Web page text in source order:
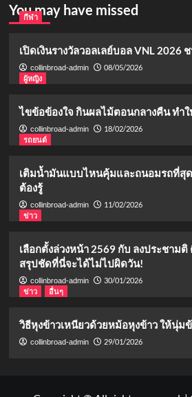
You may have missed
กีฬา
เปิดเงินรางวัลวอลเลย์บอล VNL 2026
collinbroad-admin
08/05/2026
ผู้หญิง
ไขข้อข้องใจ กินผลไม้ตอนกลางคืน ทำใ
collinbroad-admin
18/02/2026
รถยนต์
เติมน้ำมันแบบไหนคุ้มและถนอมรถที่สุ
ต้องรู้
collinbroad-admin
11/02/2026
ข่าว
เลือกตั้งล่วงหน้า 2569 กับ ลงประชามติ
สรุปชัดที่นี่จะได้ไม่ไปผิดวัน!
collinbroad-admin
30/01/2026
ข่าว
อื่นๆ
วิธีหุงข้าวเหนียวด้วยหม้อหุงข้าว ให้นุ่ม
collinbroad-admin 29/01/2026